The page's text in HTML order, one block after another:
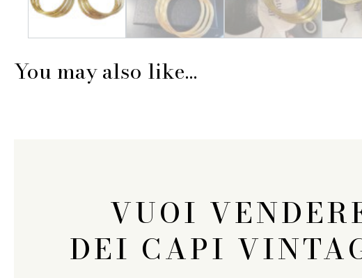
You may also like…
VUOI
DEI CAPI